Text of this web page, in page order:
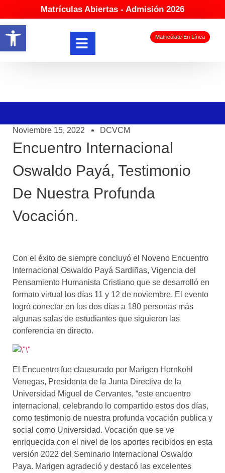
Abrir barra de herramientas
Matrículas Abiertas - Admisión 2026
Matricúlate En Línea
Noviembre 15, 2022 DCVCM
Encuentro Internacional
Oswaldo Payá, Testimonio
De Nuestra Profunda
Vocación.
Con el éxito de siempre concluyó el Noveno Encuentro
Internacional Oswaldo Payá Sardiñas, Vigencia del
Pensamiento Humanista Cristiano que se desarrolló en
formato virtual los días 11 y 12 de noviembre. El evento
logró conectar en los dos días a 180 personas más
algunas salas de estudiantes que siguieron las
conferencia en directo.
El Encuentro fue clausurado por Marigen Hornkohl
Venegas, Presidenta de la Junta Directiva de la
Universidad Miguel de Cervantes, “este encuentro
internacional, celebrando lo compartido estos dos días,
como testimonio de nuestra profunda vocación publica y
social como Universidad. Vocación que se ve
enriquecida con el nivel de los aportes recibidos en esta
versión 2022 del Seminario Internacional Oswaldo
Paya. Marigen agradeció y destacó las excelentes